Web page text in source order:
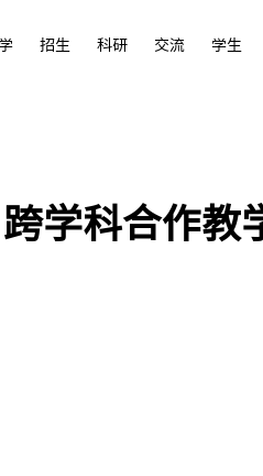
招生 科研 交流 学生
学科合作教